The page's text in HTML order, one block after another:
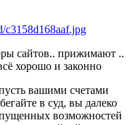
c3158d168aaf.jpg
сайтов.. прижимают ..
хорошо и законно
вашими счетами
в суд, вы далеко
возможностей